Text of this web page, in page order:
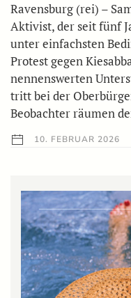
Ravensburg (rei) –
Aktivist, der seit fünf
unter einfachsten
Protest gegen
nennenswerten
tritt bei der
Beobachter räumen
10. FEBRUAR 2026